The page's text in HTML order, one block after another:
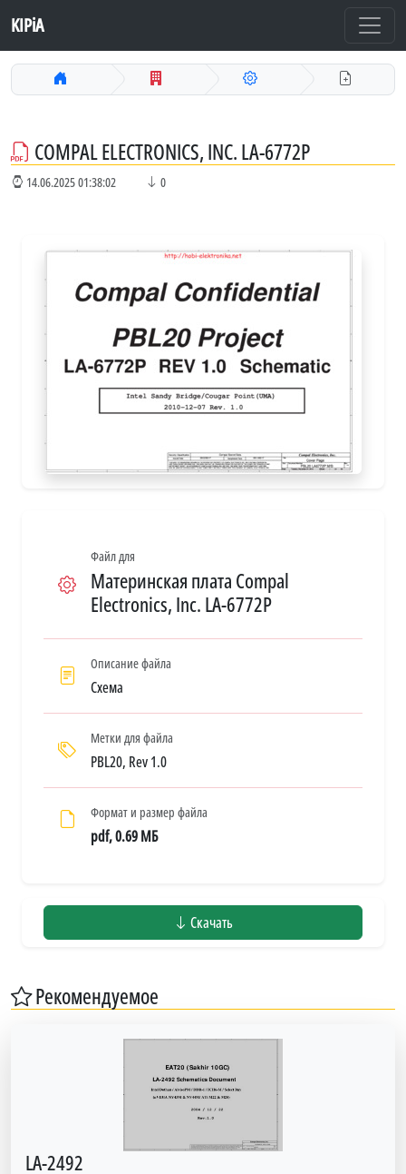
KIPiA
COMPAL ELECTRONICS, INC. LA-6772P
14.06.2025 01:38:02 0
Файл для
Материнская плата Compal
Electronics, Inc. LA-6772P
Описание файла
Схема
Метки для файла
PBL20, Rev 1.0
Формат и размер файла
pdf, 0.69 МБ
Скачать
Рекомендуемое
LA-2492